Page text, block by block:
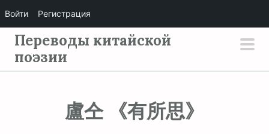
р
Переводы китайской
поэзии
盧仝 《有所思》
Войти Регистрация